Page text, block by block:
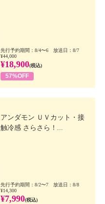
先行予約期間：8/4〜6 放送日：8/7
¥44,000
¥18,900(税込)
57%OFF
アンダモン ＵＶカット・接
触冷感 さらさら！...
先行予約期間：8/2〜7 放送日：8/8
¥14,300
¥7,990(税込)